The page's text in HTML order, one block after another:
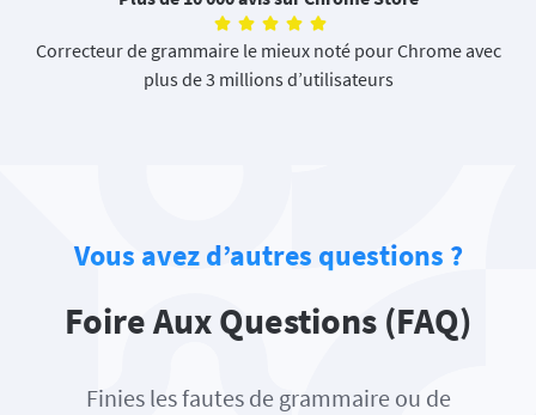
Correcteur de grammaire le mieux noté pour Chrome avec
plus de 3 millions d’utilisateurs
Vous avez d’autres questions ?
Foire Aux Questions (FAQ)
Finies les fautes de grammaire ou de